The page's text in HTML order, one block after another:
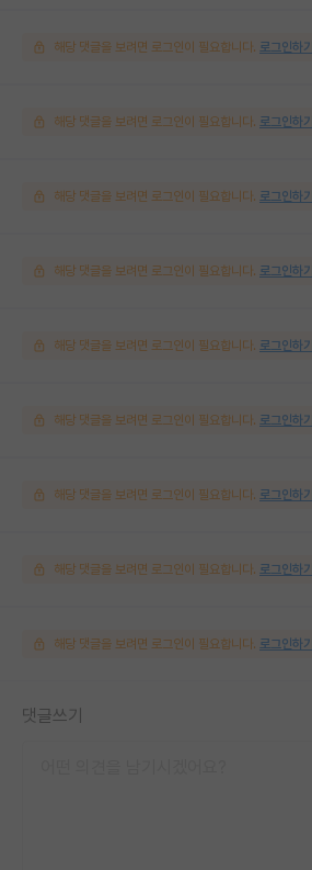
해당 댓글을 보려면 로그인이 필요합니다. 로그인하기
해당 댓글을 보려면 로그인이 필요합니다. 로그인하기
해당 댓글을 보려면 로그인이 필요합니다. 로그인하기
해당 댓글을 보려면 로그인이 필요합니다. 로그인하기
해당 댓글을 보려면 로그인이 필요합니다. 로그인하기
해당 댓글을 보려면 로그인이 필요합니다. 로그인하기
해당 댓글을 보려면 로그인이 필요합니다. 로그인하기
해당 댓글을 보려면 로그인이 필요합니다. 로그인하기
해당 댓글을 보려면 로그인이 필요합니다. 로그인하기
댓글쓰기